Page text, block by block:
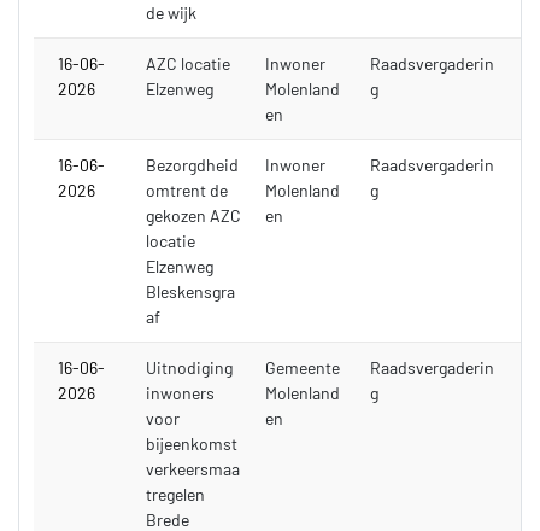
de wijk
16-06-
2026
AZC locatie
Elzenweg
Inwoner
Molenland
en
Raadsvergaderin
g
16-06-
2026
Bezorgdheid
omtrent de
gekozen AZC
locatie
Elzenweg
Bleskensgra
af
Inwoner
Molenland
en
Raadsvergaderin
g
16-06-
2026
Uitnodiging
inwoners
voor
bijeenkomst
verkeersmaa
tregelen
Brede
Gemeente
Molenland
en
Raadsvergaderin
g